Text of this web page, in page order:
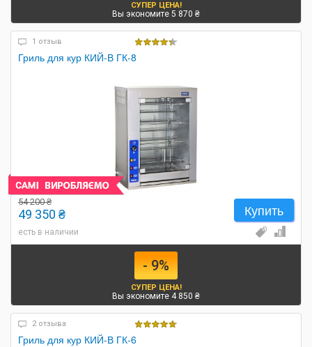
СУПЕР ЦЕНА!
Вы экономите 5 870 ₴
1 отзыв
Гриль для кур КИЙ-В ГК-8
Купить
54 200 ₴
49 350 ₴
есть в наличии
- 9%
СУПЕР ЦЕНА!
Вы экономите 4 850 ₴
2 отзыва
Гриль для кур КИЙ-В ГК-6